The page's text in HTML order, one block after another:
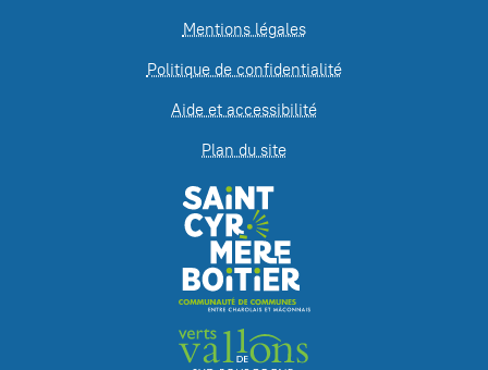
Mentions légales
Politique de confidentialité
Aide et accessibilité
Plan du site